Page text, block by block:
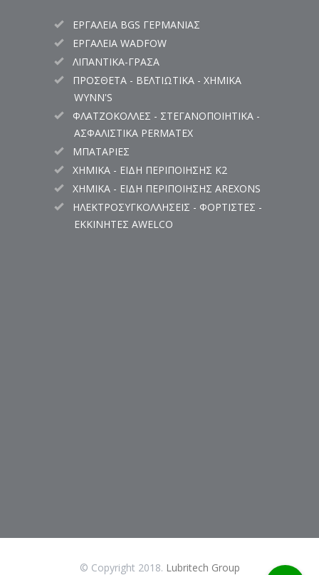
ΕΡΓΑΛΕΙΑ BGS ΓΕΡΜΑΝΙΑΣ
ΕΡΓΑΛΕΙΑ WADFOW
ΛΙΠΑΝΤΙΚΑ-ΓΡΑΣΑ
ΠΡΟΣΘΕΤΑ - ΒΕΛΤΙΩΤΙΚΑ - ΧΗΜΙΚΑ
WYNN'S
ΦΛΑΤΖΟΚΟΛΛΕΣ - ΣΤΕΓΑΝΟΠΟΙΗΤΙΚΑ -
ΑΣΦΑΛΙΣΤΙΚΑ PERMATEX
ΜΠΑΤΑΡΙΕΣ
ΧΗΜΙΚΑ - ΕΙΔΗ ΠΕΡΙΠΟΙΗΣΗΣ K2
ΧΗΜΙΚΑ - ΕΙΔΗ ΠΕΡΙΠΟΙΗΣΗΣ AREXONS
ΗΛΕΚΤΡΟΣΥΓΚΟΛΛΗΣΕΙΣ - ΦΟΡΤΙΣΤΕΣ -
ΕΚΚΙΝΗΤΕΣ AWELCO
© Copyright 2018. Lubritech Group